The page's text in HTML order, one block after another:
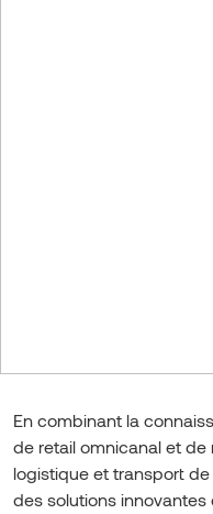
En combinant la
de retail omnicanal et
logistique et transport de
des solutions